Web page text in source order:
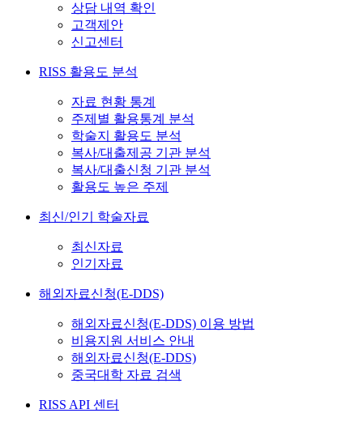
상담 내역 확인
고객제안
신고센터
RISS 활용도 분석
자료 현황 통계
주제별 활용통계 분석
학술지 활용도 분석
복사/대출제공 기관 분석
복사/대출신청 기관 분석
활용도 높은 주제
최신/인기 학술자료
최신자료
인기자료
해외자료신청(E-DDS)
해외자료신청(E-DDS) 이용 방법
비용지원 서비스 안내
해외자료신청(E-DDS)
중국대학 자료 검색
RISS API 센터